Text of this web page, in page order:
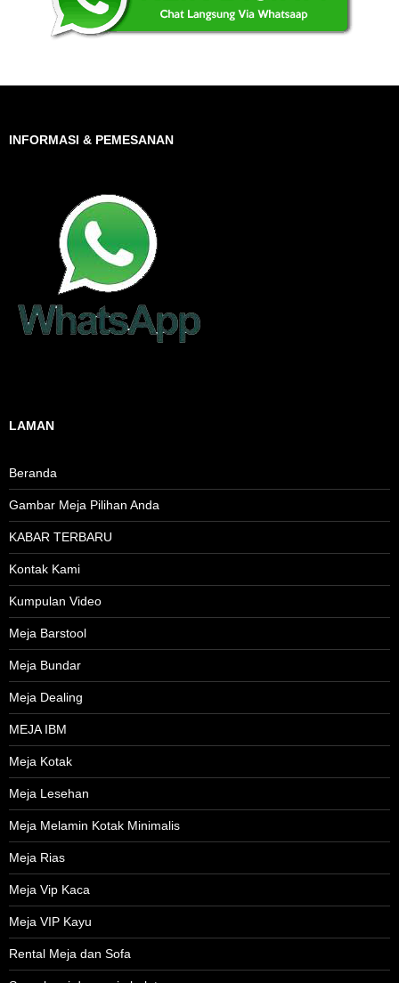
INFORMASI & PEMESANAN
LAMAN
Beranda
Gambar Meja Pilihan Anda
KABAR TERBARU
Kontak Kami
Kumpulan Video
Meja Barstool
Meja Bundar
Meja Dealing
MEJA IBM
Meja Kotak
Meja Lesehan
Meja Melamin Kotak Minimalis
Meja Rias
Meja Vip Kaca
Meja VIP Kayu
Rental Meja dan Sofa